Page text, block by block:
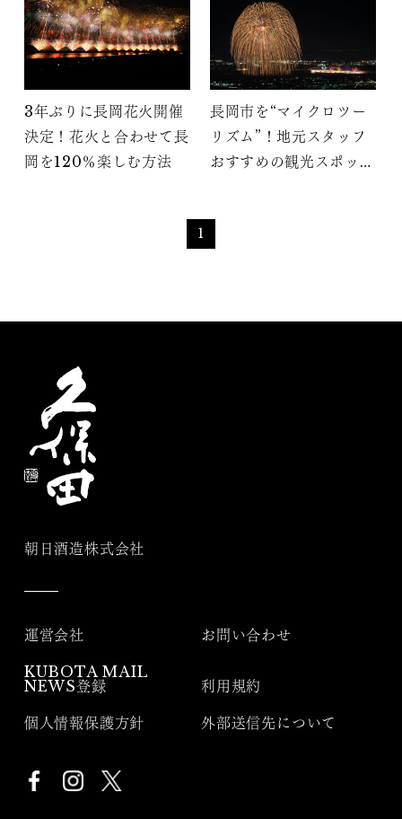
3年ぶりに長岡花火開催
決定！花火と合わせて長
岡を120％楽しむ方法
長岡市を“マイクロツー
リズム”！地元スタッフ
おすすめの観光スポッ
1
朝日酒造株式会社
運営会社 お問い合わせ
KUBOTA MAIL
NEWS登録
利用規約
個人情報保護方針 外部送信先について